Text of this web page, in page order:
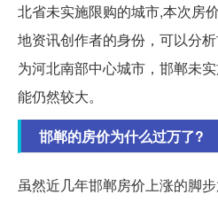
北省未实施限购的城市,本次房
地资讯创作者的身份，可以分
为河北南部中心城市，邯郸未
能仍然较大。
邯郸的房价为什么过万了?
虽然近几年邯郸房价上涨的脚